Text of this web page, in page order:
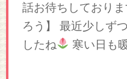
話お待ちしており
ろう】 最近少しず
したね
寒い日も